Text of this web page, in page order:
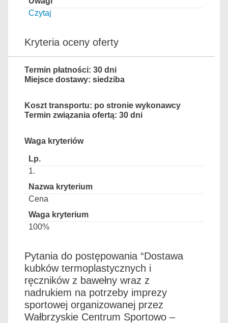
Czytaj
Kryteria oceny oferty
Termin płatności: 30 dni
Miejsce dostawy: siedziba
Koszt transportu: po stronie wykonawcy
Termin związania ofertą: 30 dni
Waga kryteriów
1.
Cena
100%
Pytania do postępowania “Dostawa
kubków termoplastycznych i
ręczników z bawełny wraz z
nadrukiem na potrzeby imprezy
sportowej organizowanej przez
Wałbrzyskie Centrum Sportowo –